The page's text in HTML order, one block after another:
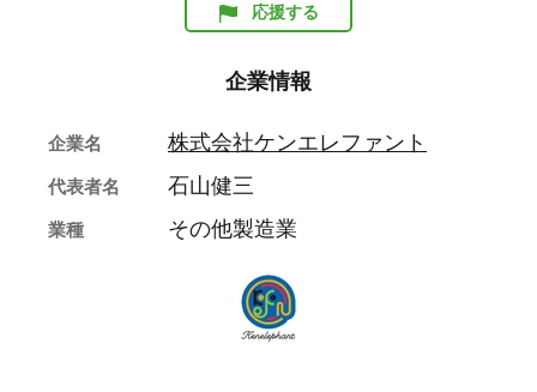
応援する
企業情報
企業名 株式会社ケンエレファント
代表者名 石山健三
業種 その他製造業